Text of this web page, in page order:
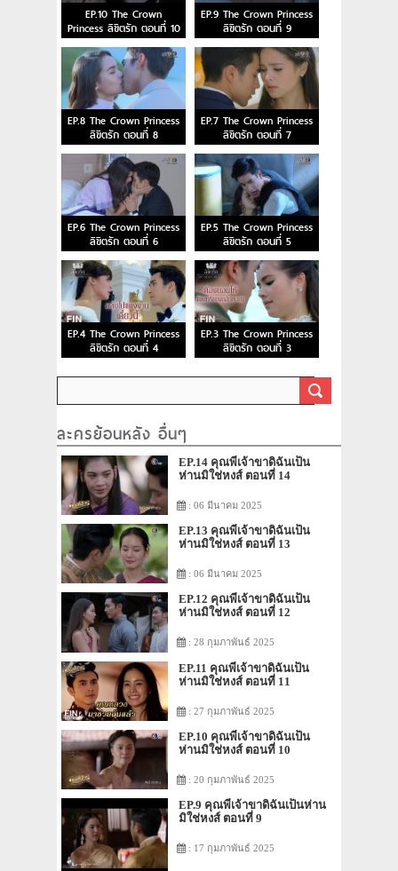
EP.10 The Crown
Princess ลิขิตรัก ตอนที่ 10
EP.9 The Crown Princess
ลิขิตรัก ตอนที่ 9
EP.8 The Crown Princess
ลิขิตรัก ตอนที่ 8
EP.7 The Crown Princess
ลิขิตรัก ตอนที่ 7
EP.6 The Crown Princess
ลิขิตรัก ตอนที่ 6
EP.5 The Crown Princess
ลิขิตรัก ตอนที่ 5
EP.4 The Crown Princess
ลิขิตรัก ตอนที่ 4
EP.3 The Crown Princess
ลิขิตรัก ตอนที่ 3
ละครย้อนหลัง อื่นๆ
EP.14 คุณพี่เจ้าขาดิฉันเป็น
ห่านมิใช่หงส์ ตอนที่ 14
: 06 มีนาคม 2025
EP.13 คุณพี่เจ้าขาดิฉันเป็น
ห่านมิใช่หงส์ ตอนที่ 13
: 06 มีนาคม 2025
EP.12 คุณพี่เจ้าขาดิฉันเป็น
ห่านมิใช่หงส์ ตอนที่ 12
: 28 กุมภาพันธ์ 2025
EP.11 คุณพี่เจ้าขาดิฉันเป็น
ห่านมิใช่หงส์ ตอนที่ 11
: 27 กุมภาพันธ์ 2025
EP.10 คุณพี่เจ้าขาดิฉันเป็น
ห่านมิใช่หงส์ ตอนที่ 10
: 20 กุมภาพันธ์ 2025
EP.9 คุณพี่เจ้าขาดิฉันเป็นห่าน
มิใช่หงส์ ตอนที่ 9
: 17 กุมภาพันธ์ 2025